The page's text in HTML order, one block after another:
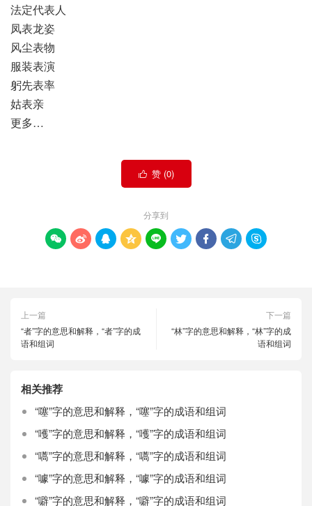
法定代表人
凤表龙姿
风尘表物
服装表演
躬先表率
姑表亲
更多…
 赞 (0)
分享到
        
上一篇
“者”字的意思和解释，“者”字的成
语和组词
下一篇
“林”字的意思和解释，“林”字的成
语和组词
相关推荐
“噻”字的意思和解释，“噻”字的成语和组词
“嚄”字的意思和解释，“嚄”字的成语和组词
“嚆”字的意思和解释，“嚆”字的成语和组词
“噱”字的意思和解释，“噱”字的成语和组词
“噼”字的意思和解释，“噼”字的成语和组词